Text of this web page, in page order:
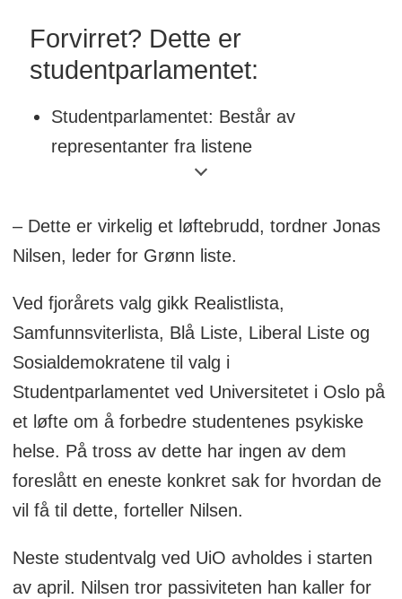
Forvirret? Dette er
studentparlamentet:
Studentparlamentet: Består av
representanter fra listene
(studentpartiene) stemt inn av
Arbeidsutvalget: Blir valgt av
som skal jobbe med å fremme
parlamentets politikk.
Handlingsplanen: Arbeidsplanen for de
som sitter i arbeidsutvalget.
Resolusjoner: Fremmes på møter i
parlamentet for å utdype eller
komplementere den politikken som
sette fokus på en spesiell sak.
– Dette er virkelig et løftebrudd, tordner Jonas
Nilsen, leder for Grønn liste.
Ved fjorårets valg gikk Realistlista,
Samfunnsviterlista, Blå Liste, Liberal Liste og
Sosialdemokratene til valg i
Studentparlamentet ved Universitetet i Oslo på
et løfte om å forbedre studentenes psykiske
helse. På tross av dette har ingen av dem
foreslått en eneste konkret sak for hvordan de
vil få til dette, forteller Nilsen.
Neste studentvalg ved UiO avholdes i starten
av april. Nilsen tror passiviteten han kaller for